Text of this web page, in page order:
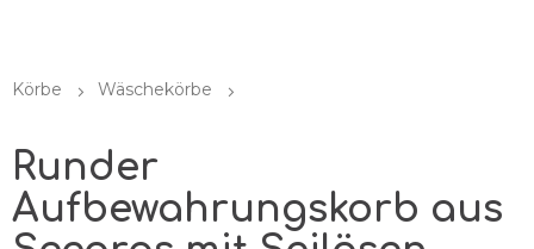
Körbe Wäschekörbe
Runder
Aufbewahrungskorb aus